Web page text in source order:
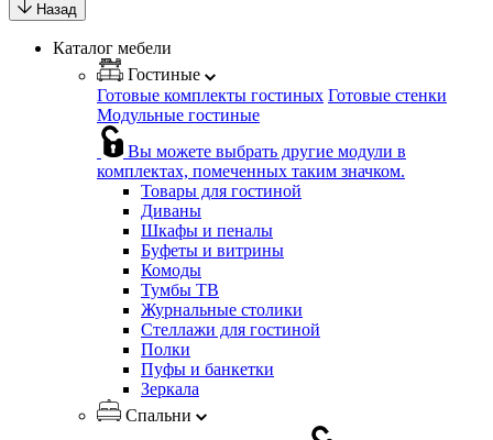
Назад
Каталог мебели
Гостиные
Готовые комплекты гостиных Готовые стенки
Модульные гостиные
Вы можете выбрать другие модули в
комплектах, помеченных таким значком.
Товары для гостиной
Диваны
Шкафы и пеналы
Буфеты и витрины
Комоды
Тумбы ТВ
Журнальные столики
Стеллажи для гостиной
Полки
Пуфы и банкетки
Зеркала
Спальни